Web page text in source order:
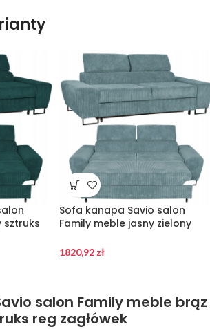
sztruks
Sofa kanapa Savio salon
Family meble jasny zielony
1820,92 zł
salon Family meble brąz
reg zagłówek